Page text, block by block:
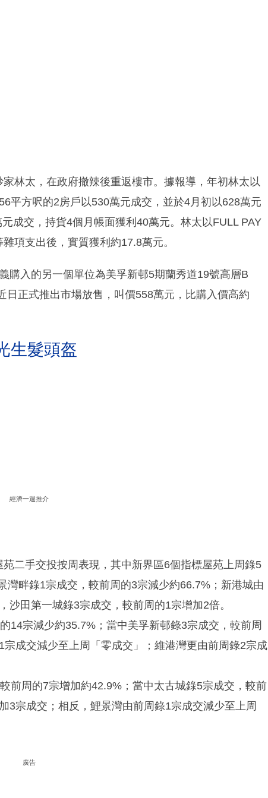
林太，在政府撤辣後重返樓市。據報導，年初林太以
平方呎的2房戶以530萬元成交，並於4月初以628萬元
成交，持貨4個月帳面獲利40萬元。林太以FULL PAY
項支出後，實質獲利約17.8萬元。
購入的另一個單位為美孚新邨5期蘭秀道19號高層B
正式推出市場放售，叫價558萬元，比購入價高約
生髮頭盔
經濟一週推介
二手交投按周表現，其中新界區6個指標屋苑上周錄5
灣畔錄1宗成交，較前周的3宗減少約66.7%；新港城由
田第一城錄3宗成交，較前周的1宗增加2倍。
14宗減少約35.7%；當中美孚新邨錄3宗成交，較前周
成交減少至上周「零成交」；維港灣更由前周錄2宗成
前周的7宗增加約42.9%；當中太古城錄5宗成交，較前
3宗成交；相反，鯉景灣由前周錄1宗成交減少至上周
廣告